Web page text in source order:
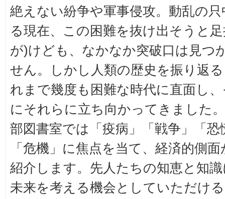
絶えない紛争や軍事侵攻。動乱の
る現在、この困難を抜け出そうと
が)けども、なかなか突破口は見つ
せん。しかし人類の歴史を振り返
れまで幾度も困難な時代に直面し
にそれらに立ち向かってきました
部図書室では「疫病」「戦争」「恐
「危機」に焦点を当て、経済的側
紹介します。先人たちの知恵と知
未来を考える機会としていただけ